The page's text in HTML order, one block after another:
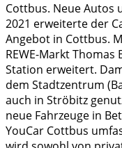
Cottbus. Neue Autos
2021 erweiterte der
Angebot in Cottbus.
REWE-Markt
Station erweitert.
dem Stadtzentrum
auch in Ströbitz
neue Fahrzeuge in
YouCar Cottbus